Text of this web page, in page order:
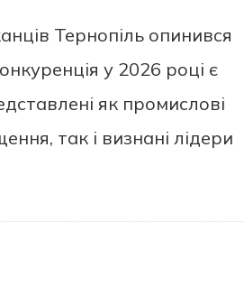
Тернопіль опинився
у 2026 році є
як промислові
так і визнані лідери